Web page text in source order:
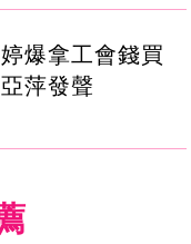
爆拿工會錢買
萍發聲